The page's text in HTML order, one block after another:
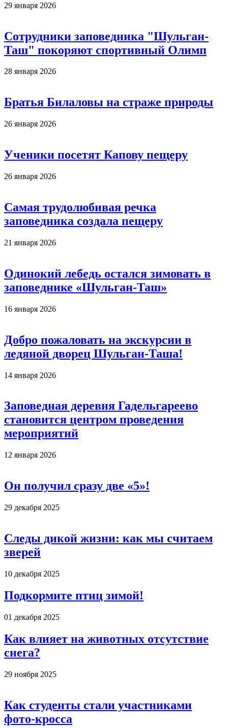
29 января 2026
Сотрудники заповедника "Шульган-
Таш" покоряют спортивный Олимп
28 января 2026
Братья Билаловы на страже природы
26 января 2026
Ученики посетят Капову пещеру
26 января 2026
Самая трудолюбивая речка
заповедника создала пещеру
21 января 2026
Одинокий лебедь остался зимовать в
заповеднике «Шульган-Таш»
16 января 2026
Добро пожаловать на экскурсии в
ледяной дворец Шульган-Таша!
14 января 2026
Заповедная деревня Гадельгареево
становится центром проведения
мероприятий
12 января 2026
Он получил сразу две «5»!
29 декабря 2025
Следы дикой жизни: как мы считаем
зверей
10 декабря 2025
Подкормите птиц зимой!
01 декабря 2025
Как влияет на животных отсутствие
снега?
29 ноября 2025
Как студенты стали участниками
фото-кросса